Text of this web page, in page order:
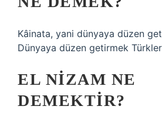
Kâinata, yani dünyaya düzen
Dünyaya düzen getirmek
EL NIZAM NE
DEMEKTIR?